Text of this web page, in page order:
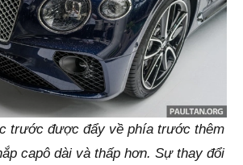
trước được đẩy về phía trước thêm
capô dài và thấp hơn. Sự thay đổi